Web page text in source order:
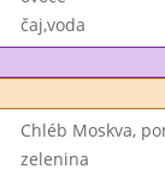
čaj,voda
Chléb Moskva,
zelenina